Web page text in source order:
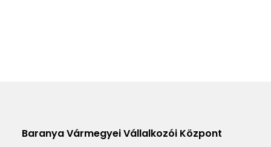
Baranya Vármegyei Vállalkozói Központ